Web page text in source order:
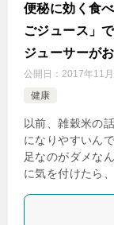
便秘に効く食
ごジュース」
ジューサーが
公開日： 2017年11
健康
以前、雑穀米の
になりやすいん
足なのがダメな
に気を付けたら